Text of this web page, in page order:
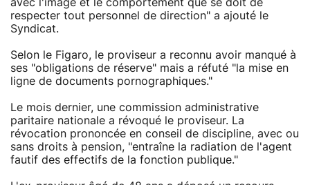
avec l'image et le comportement que se doit de
respecter tout personnel de direction" a ajouté le
Syndicat.
Selon le Figaro, le proviseur a reconnu avoir manqué à
ses "obligations de réserve" mais a réfuté "la mise en
ligne de documents pornographiques."
Le mois dernier, une commission administrative
paritaire nationale a révoqué le proviseur. La
révocation prononcée en conseil de discipline, avec ou
sans droits à pension, "entraîne la radiation de l'agent
fautif des effectifs de la fonction publique."